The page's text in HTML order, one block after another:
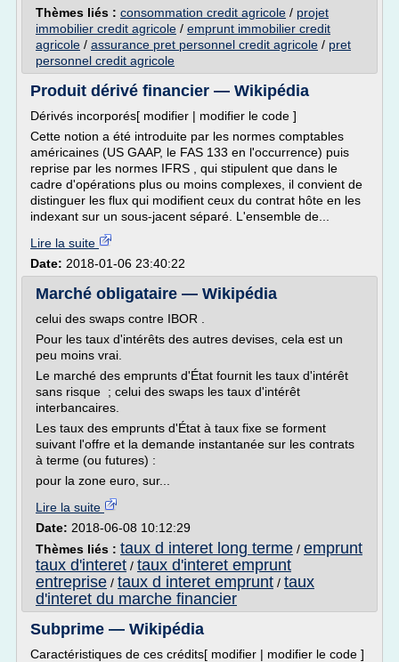
Thèmes liés : consommation credit agricole / projet
immobilier credit agricole / emprunt immobilier credit
agricole / assurance pret personnel credit agricole / pret
personnel credit agricole
Produit dérivé financier — Wikipédia
Dérivés incorporés[ modifier | modifier le code ]
Cette notion a été introduite par les normes comptables
américaines (US GAAP, le FAS 133 en l'occurrence) puis
reprise par les normes IFRS , qui stipulent que dans le
cadre d'opérations plus ou moins complexes, il convient de
distinguer les flux qui modifient ceux du contrat hôte en les
indexant sur un sous-jacent séparé. L'ensemble de...
Lire la suite
Date: 2018-01-06 23:40:22
Marché obligataire — Wikipédia
celui des swaps contre IBOR .
Pour les taux d'intérêts des autres devises, cela est un
peu moins vrai.
Le marché des emprunts d'État fournit les taux d'intérêt
sans risque ; celui des swaps les taux d'intérêt
interbancaires.
Les taux des emprunts d'État à taux fixe se forment
suivant l'offre et la demande instantanée sur les contrats
à terme (ou futures) :
pour la zone euro, sur...
Lire la suite
Date: 2018-06-08 10:12:29
Thèmes liés : taux d interet long terme / emprunt
taux d'interet / taux d'interet emprunt
entreprise / taux d interet emprunt / taux
d'interet du marche financier
Subprime — Wikipédia
Caractéristiques de ces crédits[ modifier | modifier le code ]